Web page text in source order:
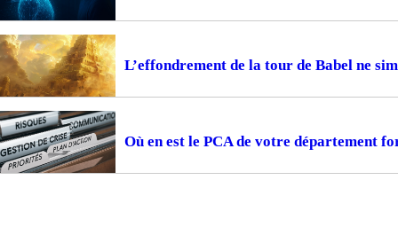
L’effondrement de la tour de Babel ne
Où en est le PCA de votre département